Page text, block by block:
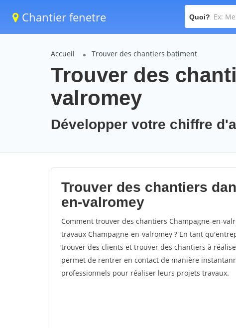
Chantier fenetre Quoi?
Accueil Trouver des chantiers batiment
Trouver des
valromey
Développer votre chiffre
Trouver des chantiers
en-valromey
Comment trouver des chantiers Champagne-en-
travaux Champagne-en-valromey ? En tant
trouver des clients et trouver des chantiers à
permet de rentrer en contact de manière
professionnels pour réaliser leurs projets travaux.